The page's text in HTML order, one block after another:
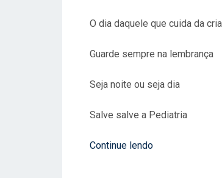
O dia daquele que cuida da
Guarde sempre na lembrança
Seja noite ou seja dia
Salve salve a Pediatria
Continue lendo